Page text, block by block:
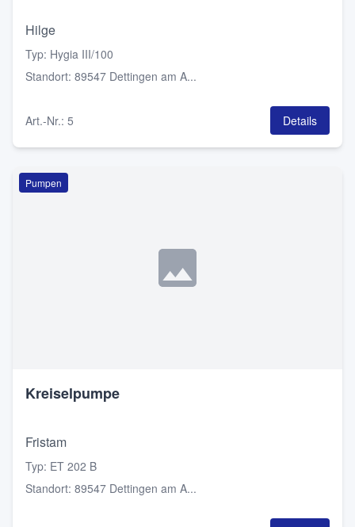
Hilge
Typ: Hygia III/100
Standort: 89547 Dettingen am A...
Art.-Nr.: 5 Details
Pumpen
Kreiselpumpe
Fristam
Typ: ET 202 B
Standort: 89547 Dettingen am A...